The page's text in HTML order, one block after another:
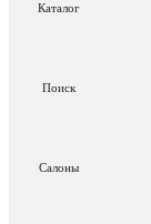
Каталог
Поиск
Салоны